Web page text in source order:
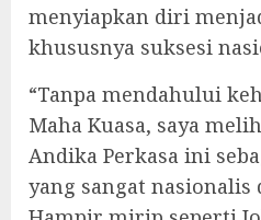
menyiapkan diri
khususnya suksesi
“Tanpa mendahului
Maha Kuasa, saya
Andika Perkasa ini
yang sangat nasionalis